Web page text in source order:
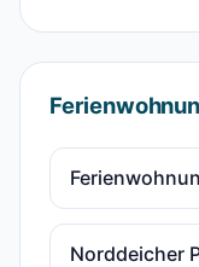
Norddeicher